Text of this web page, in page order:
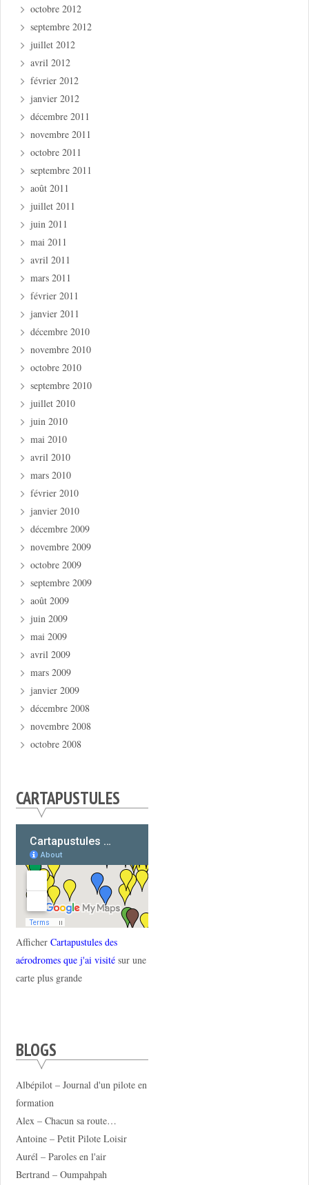
octobre 2012
septembre 2012
juillet 2012
avril 2012
février 2012
janvier 2012
décembre 2011
novembre 2011
octobre 2011
septembre 2011
août 2011
juillet 2011
juin 2011
mai 2011
avril 2011
mars 2011
février 2011
janvier 2011
décembre 2010
novembre 2010
octobre 2010
septembre 2010
juillet 2010
juin 2010
mai 2010
avril 2010
mars 2010
février 2010
janvier 2010
décembre 2009
novembre 2009
octobre 2009
septembre 2009
août 2009
juin 2009
mai 2009
avril 2009
mars 2009
janvier 2009
décembre 2008
novembre 2008
octobre 2008
CARTAPUSTULES
Afficher Cartapustules des
aérodromes que j'ai visitésur une
carte plus grande
BLOGS
Albépilot – Journal d'un pilote en
formation
Alex – Chacun sa route…
Antoine – Petit Pilote Loisir
Aurél – Paroles en l'air
Bertrand – Oumpahpah